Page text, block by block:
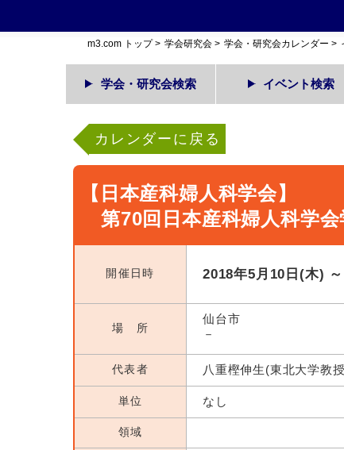
m3.com トップ> 学会研究会 > 学会・研究会カレンダー >
学会・研究会検索 イベント検索
カレンダーに戻る
【日本産科婦人科学会】
第70回日本産科婦人科学
開催日時 2018年5月10日(木)
場 所
仙台市
－
代表者 八重樫伸生(東北大学教
単位 なし
領域